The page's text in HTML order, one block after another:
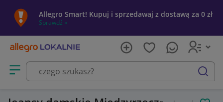
Allegro Smart! Kupuj i sprzedawaj z dostawą za 0 zł
Sprawdź »
Otwórz menu z kategoriami
szukaj